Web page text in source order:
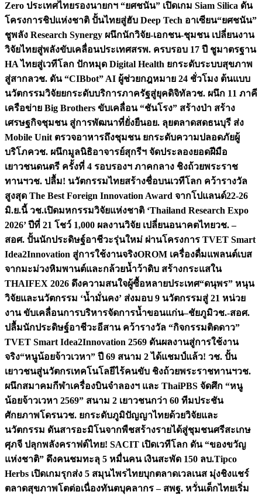
Zero ประเทศไทยรองนายกฯ “ยศชนัน” เปิดเกม Siam Silica ดัน
โครงการชิปแห่งชาติ ปั้นไทยสู่ฮับ Deep Tech อาเซียน“ยศชนัน”
ชูพลัง Research Synergy ผนึกนักวิจัย-เอกชน-ชุมชน เปลี่ยนงาน
วิจัยไทยสู่พลังขับเคลื่อนประเทศสรพ. ครบรอบ 17 ปี ชูมาตรฐาน
HA ไทยสู่เวทีโลก ปักหมุด Digital Health ยกระดับระบบสุขภาพ
สู่สากลวช. ดัน “CIBbot” AI ผู้ช่วยกฎหมาย 24 ชั่วโมง ต้นแบบ
นวัตกรรมวิจัยยกระดับบริการภาครัฐสู่ยุคดิจิทัลวช. ผนึก 11 ภาคี
เครือข่าย Big Brothers ขับเคลื่อน “ชันโรง” สร้างป่า สร้าง
เศรษฐกิจชุมชน สู่การพัฒนาที่ยั่งยืนอย. ลุยตลาดสดธนบุรี ส่ง
Mobile Unit ตรวจอาหารถึงชุมชน ยกระดับความปลอดภัยผู้
บริโภควช. ผนึกมูลนิธิอาจารย์สุกรีฯ จัดประลองยอดฝีมือ
เยาวชนดนตรี ครั้งที่ 4 รอบรองฯ ภาคกลาง ชิงถ้วยพระราช
ทานฯวช. ปลื้ม! นวัตกรรมไทยสร้างชื่อบนเวทีโลก คว้ารางวัล
สูงสุด The Best Foreign Innovation Award จากโปแลนด์22-26
มิ.ย.นี้ วช.เปิดมหกรรมวิจัยแห่งชาติ ‘Thailand Research Expo
2026’ ปีที่ 21 โชว์ 1,000 ผลงานวิจัย เปลี่ยนอนาคตไทยวช. –
สอศ. ปั้นนักประดิษฐ์อาชีวะรุ่นใหม่ ผ่านโครงการ TVET Smart
Idea2Innovation สู่การใช้งานจริงOROM เครื่องดื่มแพลนต์เบส
จากมะม่วงหิมพานต์และกล้วยน้ำว้าดิบ สร้างกระแสใน
THAIFEX 2026 ดึงความสนใจผู้ซื้อหลายประเทศ“ดนุพร” หนุน
วิจัยและนวัตกรรม ‘น้ำมั่นคง’ ส่งมอบ 9 นวัตกรรมสู่ 21 หน่วย
งาน ขับเคลื่อนการบริหารจัดการน้ำขอนแก่น–ชัยภูมิวช.-สอศ.
ปลื้มนักประดิษฐ์อาชีวะอีสาน คว้ารางวัล “กิจกรรมติดดาว”
TVET Smart Idea2Innovation 2569 ดันผลงานสู่การใช้งาน
จริง“หนูน้อยจ้าวเวหา” ปี 69 สนาม 2 ได้แชมป์แล้ว! วช. ปั้น
เยาวชนสู่นวัตกรเทคโนโลยีไร้คนขับ ชิงถ้วยพระราชทานฯวช.
ผนึกสมาคมกีฬาเครื่องบินจำลองฯ และ ThaiPBS จัดศึก “หนู
น้อยจ้าวเวหา 2569” สนาม 2 เยาวชนกว่า 60 ทีมประชัน
ศักยภาพโดรนวช. ยกระดับภูมิปัญญาไทยด้วยวิจัยและ
นวัตกรรม ดันสารอะมิโนจากพืชสร้างรายได้สู่ชุมชนศรีสะเกษ
ศุภจี ปลุกพลังคราฟต์ไทย! SACIT เปิดเวทีโลก ดัน “ของขวัญ
แห่งชาติ” ดึงคนชมทะลุ 5 หมื่นคน เงินสะพัด 150 ลบ.Tipco
Herbs เปิดเกมรุกส่ง 5 สมุนไพรไทยบุกตลาดเวลเนส มุ่งชิงแชร์
ตลาดสุขภาพโตต่อเนื่องทันตบุคลากร – สพฐ. หวั่นเด็กไทยเริ่ม